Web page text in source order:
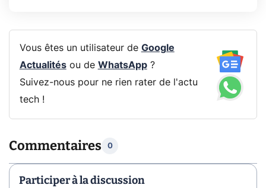
Vous êtes un utilisateur de Google
Actualitésou de WhatsApp?
Suivez-nous pour ne rien rater de l'actu
tech !
Commentaires 0
Participer à la discussion